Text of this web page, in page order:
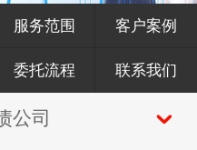
服务范围 客户案例
委托流程 联系我们
公司